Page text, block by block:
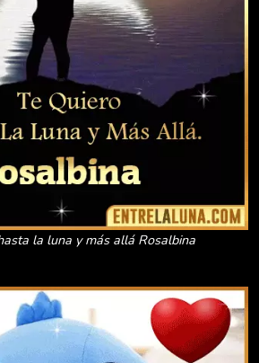
la luna y más allá Rosalbina